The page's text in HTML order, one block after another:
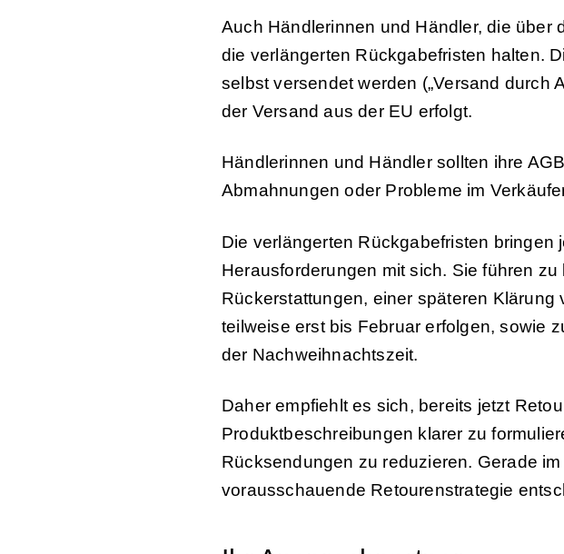
Auch Händlerinnen und Händler, die über
die verlängerten Rückgabefristen halten.
selbst versendet werden („Versand durch
der Versand aus der EU erfolgt.
Händlerinnen und Händler sollten ihre
Abmahnungen oder Probleme im
Die verlängerten Rückgabefristen
Herausforderungen mit sich. Sie führen
Rückerstattungen, einer späteren
teilweise erst bis Februar erfolgen, sowie
der Nachweihnachtszeit.
Daher empfiehlt es sich, bereits jetzt
Produktbeschreibungen klarer zu
Rücksendungen zu reduzieren. Gerade
vorausschauende Retourenstrategie